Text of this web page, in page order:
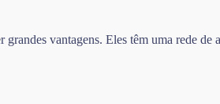
vantagens. Eles têm uma rede